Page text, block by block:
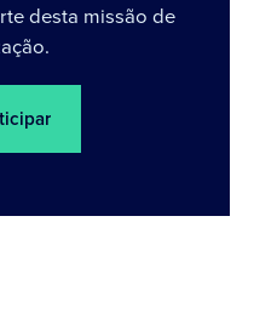
desta missão de